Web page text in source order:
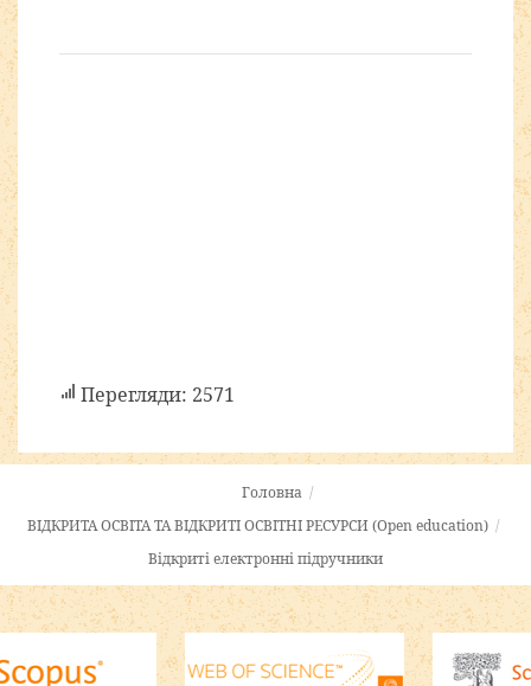
Перегляди: 2571
Головна /
ВІДКРИТА ОСВІТА ТА ВІДКРИТІ ОСВІТНІ РЕСУРСИ (Open education) /
Відкриті електронні підручники